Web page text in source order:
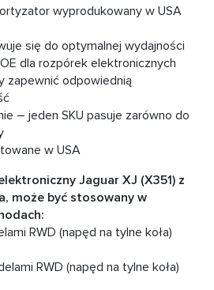
wyprodukowany w USA
się do optymalnej wydajności
dla rozpórek elektronicznych
zapewnić odpowiednią
– jeden SKU pasuje zarówno do
w USA
Jaguar XJ (X351) z
może być stosowany w
RWD (napęd na tylne koła)
RWD (napęd na tylne koła)